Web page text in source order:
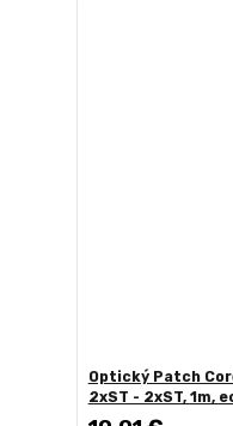
Optický Patch
2xST - 2xST, 1m,